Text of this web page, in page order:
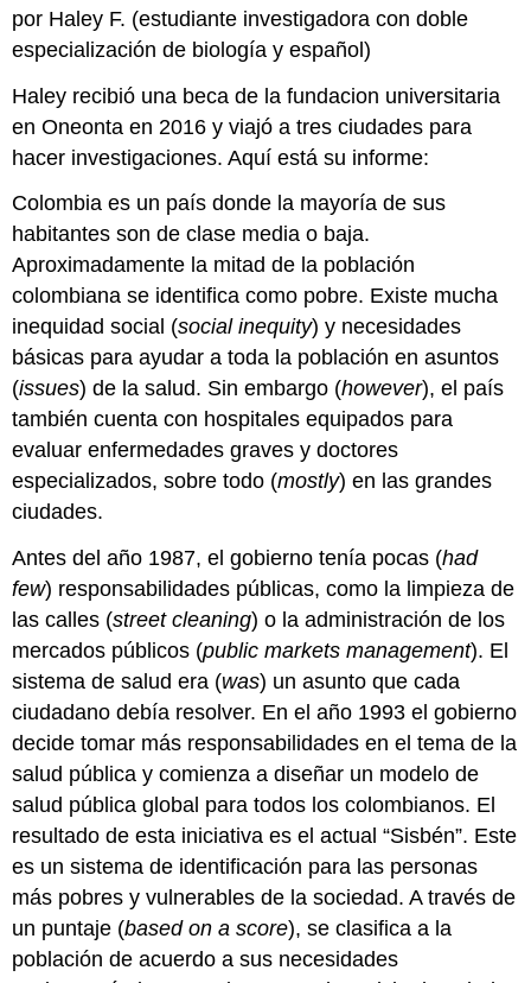
el
sistema
de
pública
en
Colombia
1:
Interpretación
Paso
2:
Paso
3:
Comparación
y
por Haley F. (estudiante investigadora con doble
especialización de biología y español)
Haley recibió una beca de la fundacion universitaria
en Oneonta en 2016 y viajó a tres ciudades para
hacer investigaciones. Aquí está su informe:
Colombia es un país donde la mayoría de sus
habitantes son de clase media o baja.
Aproximadamente la mitad de la población
colombiana se identifica como pobre. Existe mucha
inequidad social (social inequity) y necesidades
básicas para ayudar a toda la población en asuntos
(issues) de la salud. Sin embargo (however), el país
también cuenta con hospitales equipados para
evaluar enfermedades graves y doctores
especializados, sobre todo (mostly) en las grandes
ciudades.
Antes del año 1987, el gobierno tenía pocas (had
few) responsabilidades públicas, como la limpieza de
las calles (street cleaning) o la administración de los
mercados públicos (public markets management). El
sistema de salud era (was) un asunto que cada
ciudadano debía resolver. En el año 1993 el gobierno
decide tomar más responsabilidades en el tema de la
salud pública y comienza a diseñar un modelo de
salud pública global para todos los colombianos. El
resultado de esta iniciativa es el actual “Sisbén”. ​​​​​​​​​​​​​​​​​​​​​​​​​​​​​​​​​​​​​Este
es un sistema de identificación para las personas
más pobres y vulnerables de la sociedad. A través de
un puntaje (based on a score), se clasifica a la
población de acuerdo a sus necesidades